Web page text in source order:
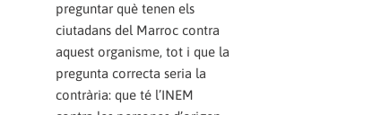
preguntar què tenen els
ciutadans del Marroc contra
aquest organisme, tot i que la
pregunta correcta seria la
contrària: que té l’INEM